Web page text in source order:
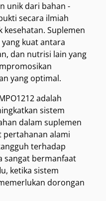
unik dari bahan -
secara ilmiah
kesehatan. Suplemen
kuat antara
dan nutrisi lain yang
yang optimal.
adalah
sistem
dalam suplemen
alami
terhadap
sangat bermanfaat
ketika sistem
dorongan